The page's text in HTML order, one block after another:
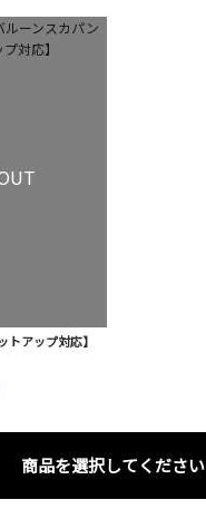
トアップ対応】
商品を選択してください